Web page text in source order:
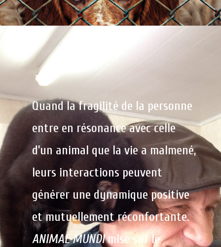
Quand la fragilité de la personne
entre en résonance avec celle
d’un animal que la vie a malmené,
leurs interactions peuvent
générer une dynamique positive
et mutuellement réconfortante.
ANIMAE MUNDImise sur le